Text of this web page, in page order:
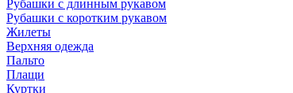
Рубашки с длинным рукавом
Рубашки с коротким рукавом
Жилеты
Верхняя одежда
Пальто
Плащи
Куртки